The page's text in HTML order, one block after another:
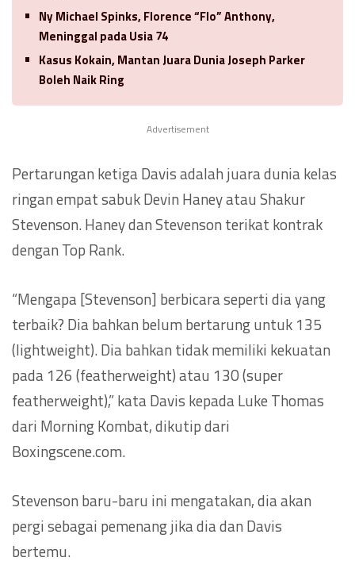
Ny Michael Spinks, Florence “Flo” Anthony,
Meninggal pada Usia 74
Kasus Kokain, Mantan Juara Dunia Joseph Parker
Boleh Naik Ring
Advertisement
Pertarungan ketiga Davis adalah juara dunia kelas
ringan empat sabuk Devin Haney atau Shakur
Stevenson. Haney dan Stevenson terikat kontrak
dengan Top Rank.
“Mengapa [Stevenson] berbicara seperti dia yang
terbaik? Dia bahkan belum bertarung untuk 135
(lightweight). Dia bahkan tidak memiliki kekuatan
pada 126 (featherweight) atau 130 (super
featherweight),” kata Davis kepada Luke Thomas
dari Morning Kombat, dikutip dari
Boxingscene.com.
Stevenson baru-baru ini mengatakan, dia akan
pergi sebagai pemenang jika dia dan Davis
bertemu.